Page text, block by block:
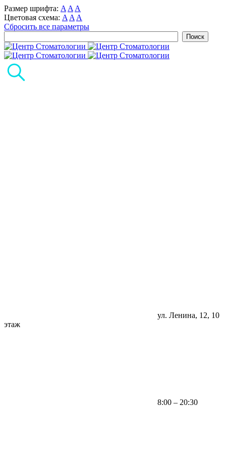
Размер шрифта: A A A
Цветовая схема: A A A
Сбросить все параметры
ул. Ленина, 12, 10
этаж
8:00 – 20:30